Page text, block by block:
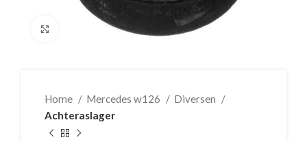
Klik voor vergroting
Home Mercedes w126
Diversen
Achteraslager